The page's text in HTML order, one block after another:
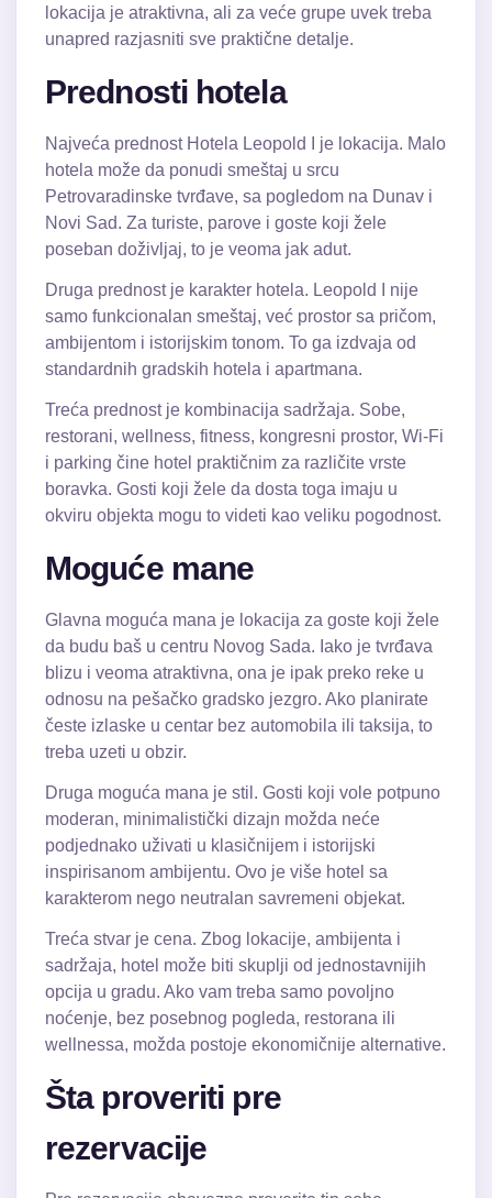
lokacija je atraktivna, ali za veće grupe uvek treba
unapred razjasniti sve praktične detalje.
Prednosti hotela
Najveća prednost Hotela Leopold I je lokacija. Malo
hotela može da ponudi smeštaj u srcu
Petrovaradinske tvrđave, sa pogledom na Dunav i
Novi Sad. Za turiste, parove i goste koji žele
poseban doživljaj, to je veoma jak adut.
Druga prednost je karakter hotela. Leopold I nije
samo funkcionalan smeštaj, već prostor sa pričom,
ambijentom i istorijskim tonom. To ga izdvaja od
standardnih gradskih hotela i apartmana.
Treća prednost je kombinacija sadržaja. Sobe,
restorani, wellness, fitness, kongresni prostor, Wi-Fi
i parking čine hotel praktičnim za različite vrste
boravka. Gosti koji žele da dosta toga imaju u
okviru objekta mogu to videti kao veliku pogodnost.
Moguće mane
Glavna moguća mana je lokacija za goste koji žele
da budu baš u centru Novog Sada. Iako je tvrđava
blizu i veoma atraktivna, ona je ipak preko reke u
odnosu na pešačko gradsko jezgro. Ako planirate
česte izlaske u centar bez automobila ili taksija, to
treba uzeti u obzir.
Druga moguća mana je stil. Gosti koji vole potpuno
moderan, minimalistički dizajn možda neće
podjednako uživati u klasičnijem i istorijski
inspirisanom ambijentu. Ovo je više hotel sa
karakterom nego neutralan savremeni objekat.
Treća stvar je cena. Zbog lokacije, ambijenta i
sadržaja, hotel može biti skuplji od jednostavnijih
opcija u gradu. Ako vam treba samo povoljno
noćenje, bez posebnog pogleda, restorana ili
wellnessa, možda postoje ekonomičnije alternative.
Šta proveriti pre
rezervacije